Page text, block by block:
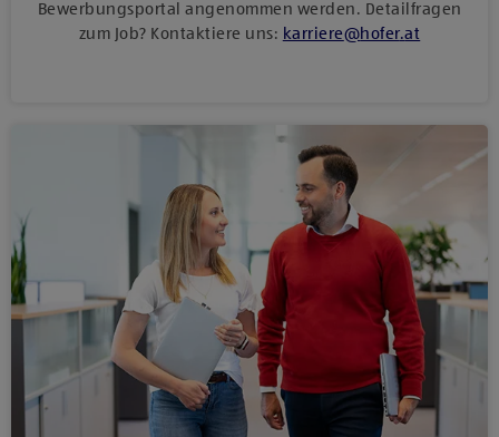
Bewerbungsportal angenommen werden. Detailfragen
zum Job? Kontaktiere uns: karriere@hofer.at